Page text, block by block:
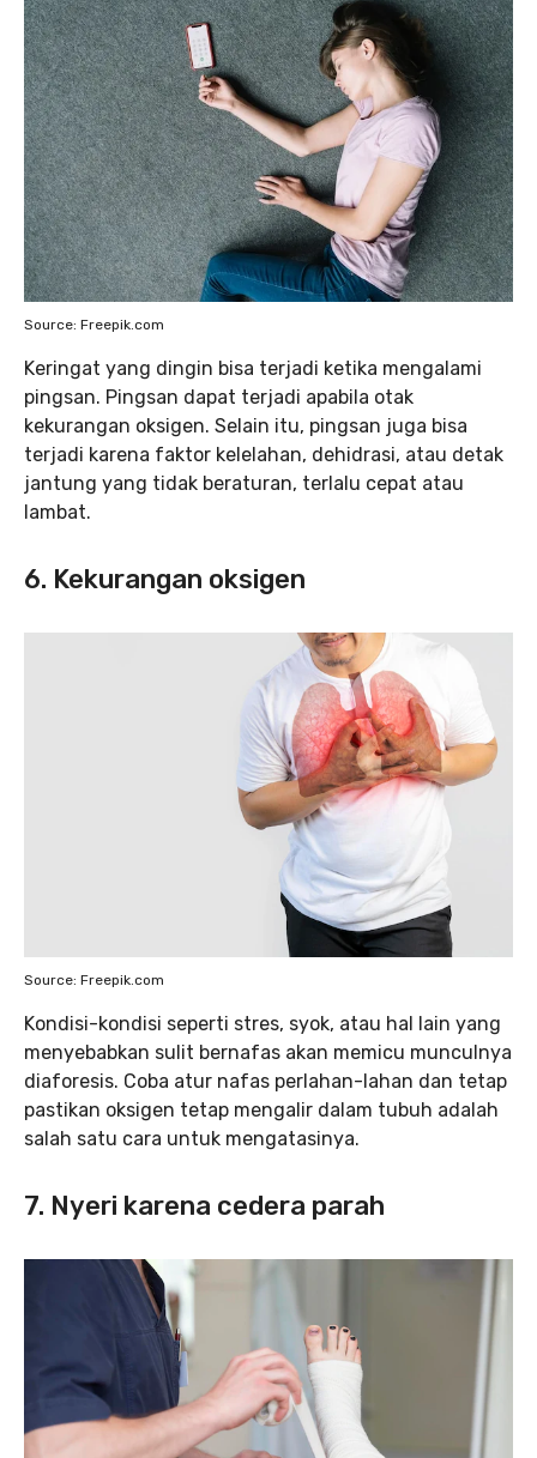
Source: Freepik.com
Keringat yang dingin bisa terjadi ketika mengalami
pingsan. Pingsan dapat terjadi apabila otak
kekurangan oksigen. Selain itu, pingsan juga bisa
terjadi karena faktor kelelahan, dehidrasi, atau detak
jantung yang tidak beraturan, terlalu cepat atau
lambat.
6. Kekurangan oksigen
Source: Freepik.com
Kondisi-kondisi seperti stres, syok, atau hal lain yang
menyebabkan sulit bernafas akan memicu munculnya
diaforesis. Coba atur nafas perlahan-lahan dan tetap
pastikan oksigen tetap mengalir dalam tubuh adalah
salah satu cara untuk mengatasinya.
7. Nyeri karena cedera parah